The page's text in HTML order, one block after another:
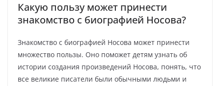
Какую пользу может принести
знакомство с биографией Носова?
Знакомство с биографией Носова может принести
множество пользы. Оно поможет детям узнать об
истории создания произведений Носова, понять, что
все великие писатели были обычными людьми и